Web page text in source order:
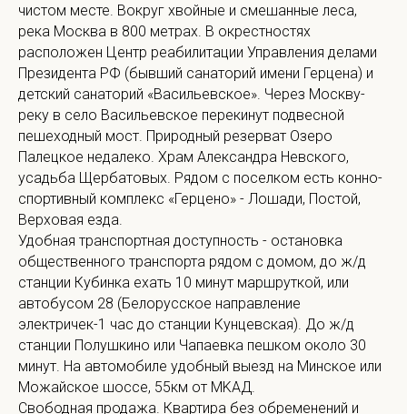
чистом месте. Вокруг хвойные и смешанные леса,
река Москва в 800 метрах. В окрестностях
расположен Центр реабилитации Управления делами
Президента РФ (бывший санаторий имени Герцена) и
детский санаторий «Васильевское». Через Москву-
реку в село Васильевское перекинут подвесной
пешеходный мост. Природный резерват Озеро
Палецкое недалеко. Храм Александра Невского,
усадьба Щербатовых. Рядом с поселком есть конно-
спортивный комплекс «Герцено» - Лошади, Постой,
Верховая езда.
Удобная транспортная доступность - остановка
общественного транспорта рядом с домом, до ж/д
станции Кубинка ехать 10 минут маршруткой, или
автобусом 28 (Белорусское направление
электричек-1 час до станции Кунцевская). До ж/д
станции Полушкино или Чапаевка пешком около 30
минут. На автомобиле удобный выезд на Минское или
Можайское шоссе, 55км от МKАД.
Свободная продажа. Квартира без обременений и